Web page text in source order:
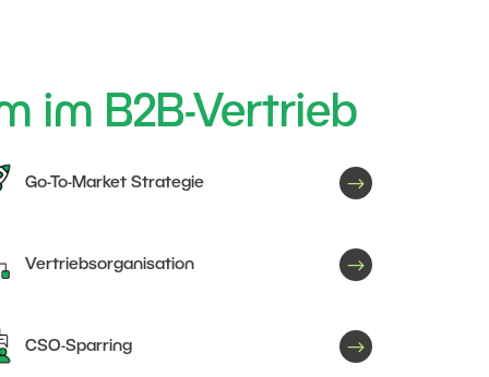
im B2B-Vertrieb
Go-To-Market Strategie $
Vertriebsorganisation $
CSO-Sparring $